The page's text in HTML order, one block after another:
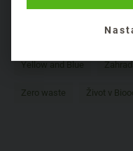
Složení kosmetiky
Včelí produkty
Yellow and Blue
Zero waste Život v